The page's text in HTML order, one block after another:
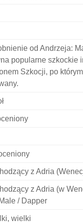
od Andrzeja:
popularne szkockie
Szkocji, po
z Adria
z Adria (w
/ Dapper
wielki